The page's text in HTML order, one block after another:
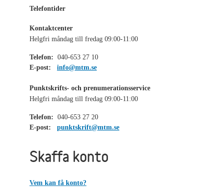
Telefontider
Kontaktcenter
Helgfri måndag till fredag 09:00-11:00
Telefon: 040-653 27 10
E-post:
info@mtm.se
Punktskrifts- och prenumerationsservice
Helgfri måndag till fredag 09:00-11:00
Telefon: 040-653 27 20
E-post:
punktskrift@mtm.se
Skaffa konto
Vem kan få konto?